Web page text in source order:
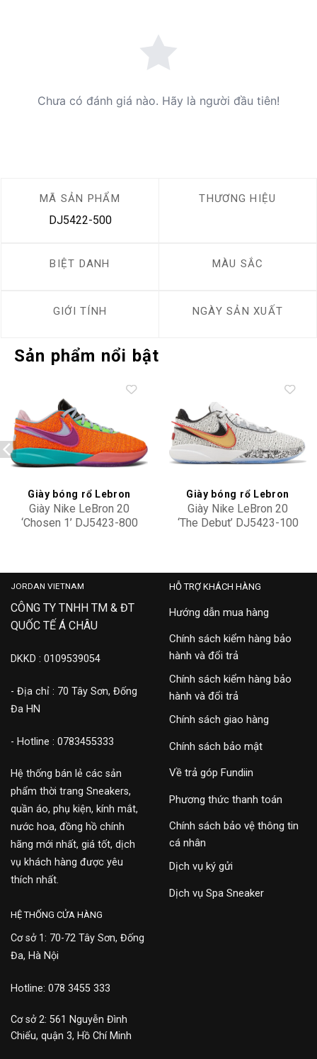
Chưa có đánh giá nào. Hãy là người đầu tiên!
MÃ SẢN PHẨM
DJ5422-500
THƯƠNG HIỆU
BIỆT DANH MÀU SẮC
GIỚI TÍNH NGÀY SẢN XUẤT
Sản phẩm nổi bật
Add to
wishlist
Giày bóng rổ Lebron
Giày Nike LeBron 20
‘Chosen 1’ DJ5423-800
Add to
wishlist
Giày bóng rổ Lebron
Giày Nike LeBron 20
‘The Debut’ DJ5423-100
JORDAN VIETNAM
CÔNG TY TNHH TM & ĐT
QUỐC TẾ Á CHÂU
DKKD : 0109539054
- Địa chỉ : 70 Tây Sơn, Đống
Đa HN
- Hotline : 0783455333
Hệ thống bán lẻ các sản
phẩm thời trang Sneakers,
quần áo, phụ kiện, kính mắt,
nước hoa, đồng hồ chính
hãng mới nhất, giá tốt, dịch
vụ khách hàng được yêu
thích nhất.
HỖ TRỢ KHÁCH HÀNG
Hướng dẫn mua hàng
Chính sách kiểm hàng bảo
hành và đổi trả
Chính sách kiểm hàng bảo
hành và đổi trả
Chính sách giao hàng
Chính sách bảo mật
Về trả góp Fundiin
Phương thức thanh toán
Chính sách bảo vệ thông tin
cá nhân
Dịch vụ ký gửi
Dịch vụ Spa Sneaker
HỆ THỐNG CỬA HÀNG
Cơ sở 1: 70-72 Tây Sơn, Đống
Đa, Hà Nội
Hotline: 078 3455 333
Cơ sở 2: 561 Nguyễn Đình
Chiểu, quận 3, Hồ Chí Minh